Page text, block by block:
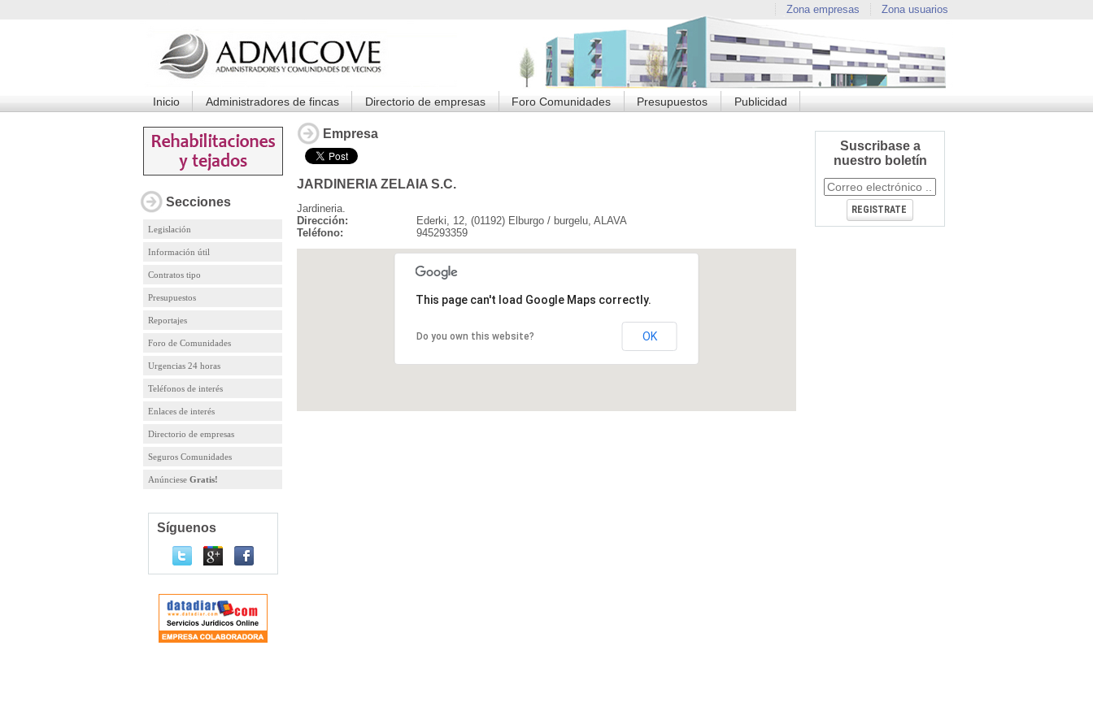
Zona usuarios
Zona empresas
Inicio Administradores de fincas Directorio de empresas Foro Comunidades Presupuestos Publicidad
Secciones
Legislación
Información útil
Contratos tipo
Presupuestos
Reportajes
Foro de Comunidades
Urgencias 24 horas
Teléfonos de interés
Enlaces de interés
Directorio de empresas
Seguros Comunidades
Anúnciese Gratis!
Síguenos
Empresa
JARDINERIA ZELAIA S.C.
Jardineria.
Dirección:
Ederki, 12, (01192) Elburgo / burgelu, ALAVA
Teléfono:
945293359
This page can't load Google Maps correctly.
Do you own this website? OK
Suscribase a
nuestro boletín
REGISTRATE